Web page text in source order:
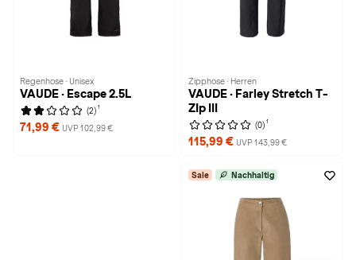
Regenhose · Unisex
VAUDE · Escape 2.5L
(2) 1
71,99 € UVP 102,99 €
Zipphose · Herren
VAUDE · Farley Stretch T-
ZIp III
(0) 1
115,99 € UVP 143,99 €
Sale Nachhaltig